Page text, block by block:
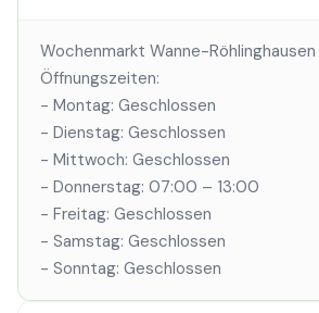
Wochenmarkt Wanne-
Öffnungszeiten:
- Montag: Geschlossen
- Dienstag: Geschlossen
- Mittwoch: Geschlossen
- Donnerstag: 07:00 – 13:00
- Freitag: Geschlossen
- Samstag: Geschlossen
- Sonntag: Geschlossen